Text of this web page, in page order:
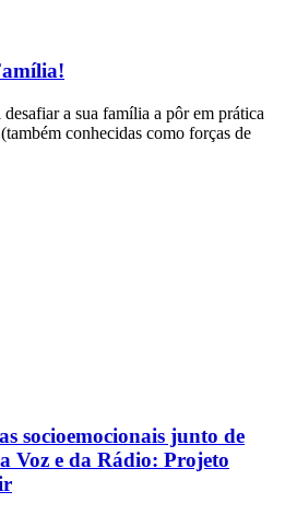
a sua família a pôr em prática
conhecidas como forças de
socioemocionais junto de
Voz e da Rádio: Projeto